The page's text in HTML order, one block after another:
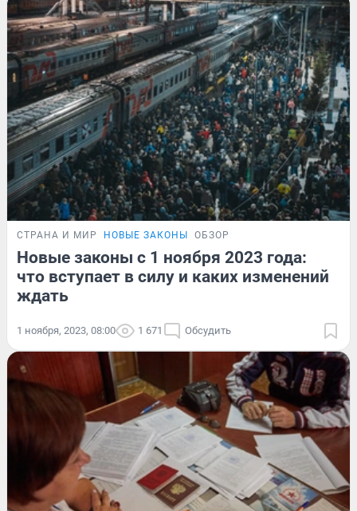
СТРАНА И МИР НОВЫЕ ЗАКОНЫ ОБЗОР
Новые законы с 1 ноября 2023 года:
что вступает в силу и каких изменений
ждать
1 ноября, 2023, 08:00 1 671 Обсудить